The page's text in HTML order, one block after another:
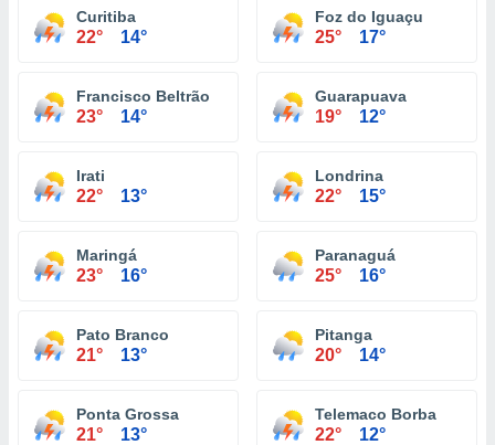
Curitiba
22° 14°
Foz do Iguaçu
25° 17°
Francisco Beltrão
23° 14°
Guarapuava
19° 12°
Irati
22° 13°
Londrina
22° 15°
Maringá
23° 16°
Paranaguá
25° 16°
Pato Branco
21° 13°
Pitanga
20° 14°
Ponta Grossa
21° 13°
Telemaco Borba
22° 12°